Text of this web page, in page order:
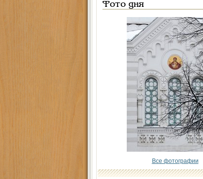
Фото дня
Все фотографии